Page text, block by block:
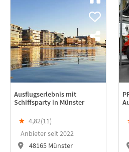
Ausflugserlebnis mit
Schiffsparty in Münster
★ 4,82(11)
Anbieter seit 2022
48165 Münster